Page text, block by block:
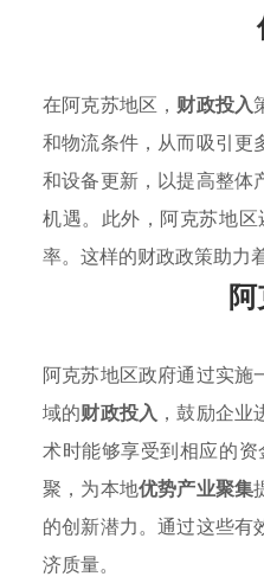
在阿克苏地区， 财政投入
和物流条件，从而吸引更
和设备更新，以提高整体
机遇。此外，阿克苏地区
率。这样的财政政策助力
阿克苏地区政府通过实施
域的财政投入 ，鼓励企
术时能够享受到相应的
聚，为本地优势产业聚集
的创新潜力。通过这些有
济质量。